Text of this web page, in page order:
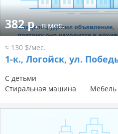
382 р.в мес.
≈ 130 $/мес.
1-к., Логойск, ул.
С детьми
Стиральная машина
Мебель